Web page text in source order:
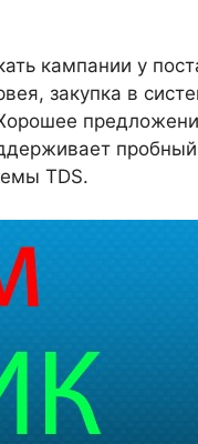
кампании у
закупка в
TDS.